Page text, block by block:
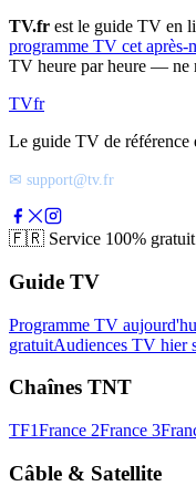
TV.fr est le guide TV en
programme TV cet après-
TV heure par heure — ne
TVfr
Le guide TV de référence
✉ support@tv.fr
🇫🇷 Service 100% gratuit
Guide TV
Programme TV
gratuitAudiences TV hier
Chaînes TNT
TF1France 2France 3
Câble & Satellite